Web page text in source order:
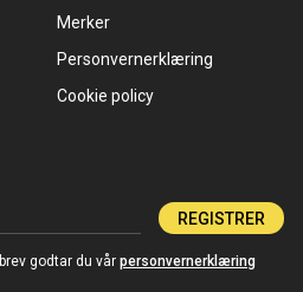
Merker
Personvernerklæring
Cookie policy
REGISTRER
godtar du vår personvernerklæring